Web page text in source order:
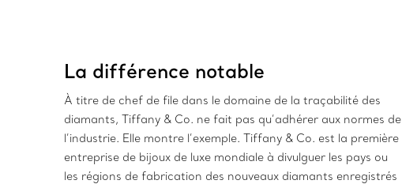
La différence notable
À titre de chef de file dans le domaine de la traçabilité des
diamants, Tiffany & Co. ne fait pas qu’adhérer aux normes de
l’industrie. Elle montre l’exemple. Tiffany & Co. est la première
entreprise de bijoux de luxe mondiale à divulguer les pays ou
les régions de fabrication des nouveaux diamants enregistrés